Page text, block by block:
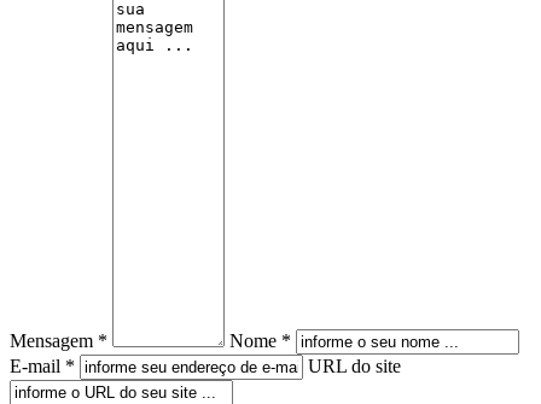
Mensagem *
Nome *
E-mail *
URL do site